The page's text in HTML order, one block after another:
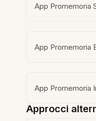
App Promemoria
App Promemoria
App Promemoria
Approcci